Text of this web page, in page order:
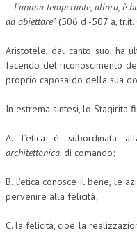
– L’anima temperante, allora, è
da obiettare”(506 d -507 a, tr.it.
Aristotele, dal canto suo, ha
facendo del riconoscimento
proprio caposaldo della sua
In estrema sintesi, lo Stagirita
A. l’etica è subordinata
architettonica, di comando;
B. l’etica conosce il bene, le
pervenire alla felicità;
C. la felicità, cioè la